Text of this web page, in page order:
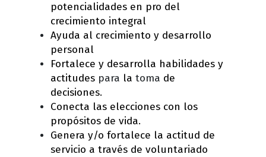
potencialidades en pro del
crecimiento integral
Ayuda al crecimiento y desarrollo
personal
Fortalece y desarrolla habilidades y
actitudes para la toma de
decisiones.
Conecta las elecciones con los
propósitos de vida.
Genera y/o fortalece la actitud de
servicio a través de voluntariado